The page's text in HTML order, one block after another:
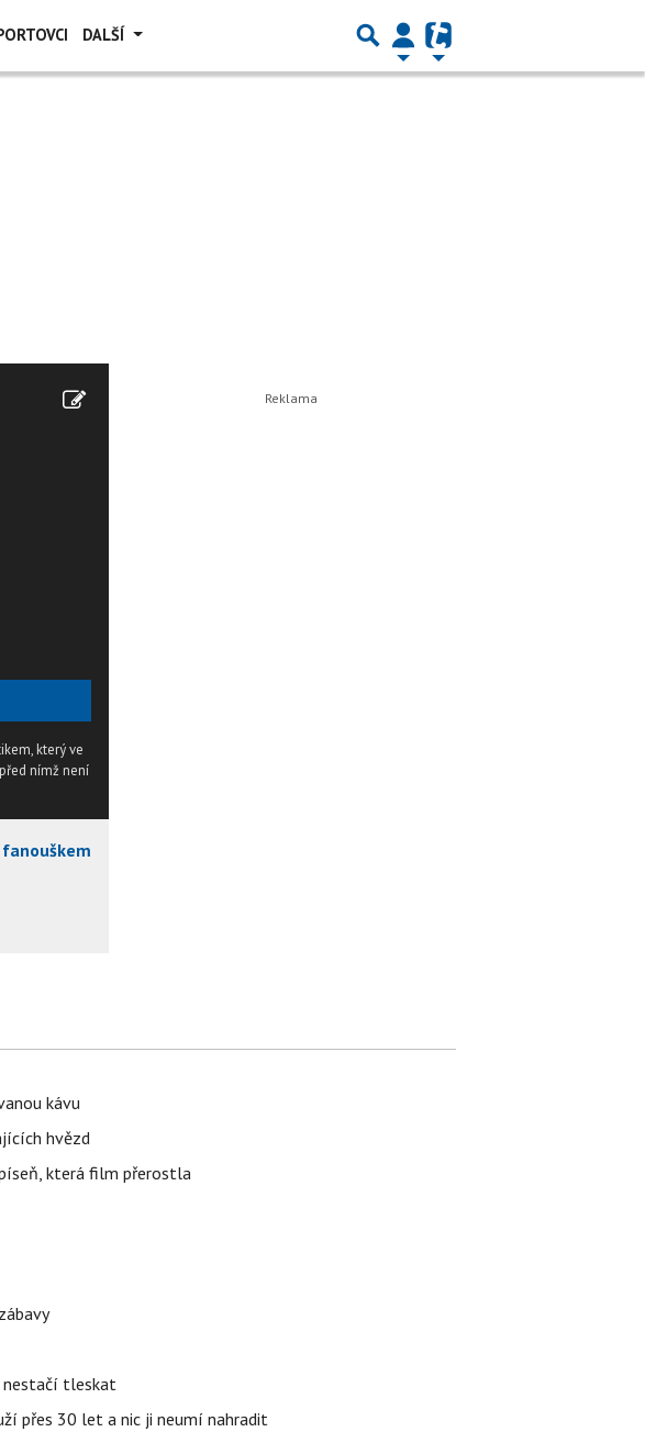
DALŠÍ
který ve
nímž není
kávu
hvězd
která film přerostla
nestačí tleskat
přes 30 let a nic ji neumí nahradit